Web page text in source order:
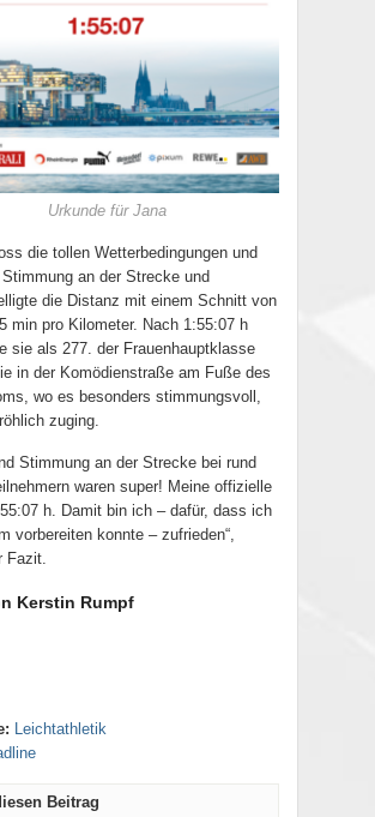
Urkunde für Jana
die tollen Wetterbedingungen und
an der Strecke und
die Distanz mit einem Schnitt von
min pro Kilometer. Nach 1:55:07 h
sie als 277. der Frauenhauptklasse
in der Komödienstraße am Fuße des
wo es besonders stimmungsvoll,
zuging.
Stimmung an der Strecke bei rund
waren super! Meine offizielle
h. Damit bin ich – dafür, dass ich
vorbereiten konnte – zufrieden“,
Fazit.
Kerstin Rumpf
Leichtathletik
Beitrag